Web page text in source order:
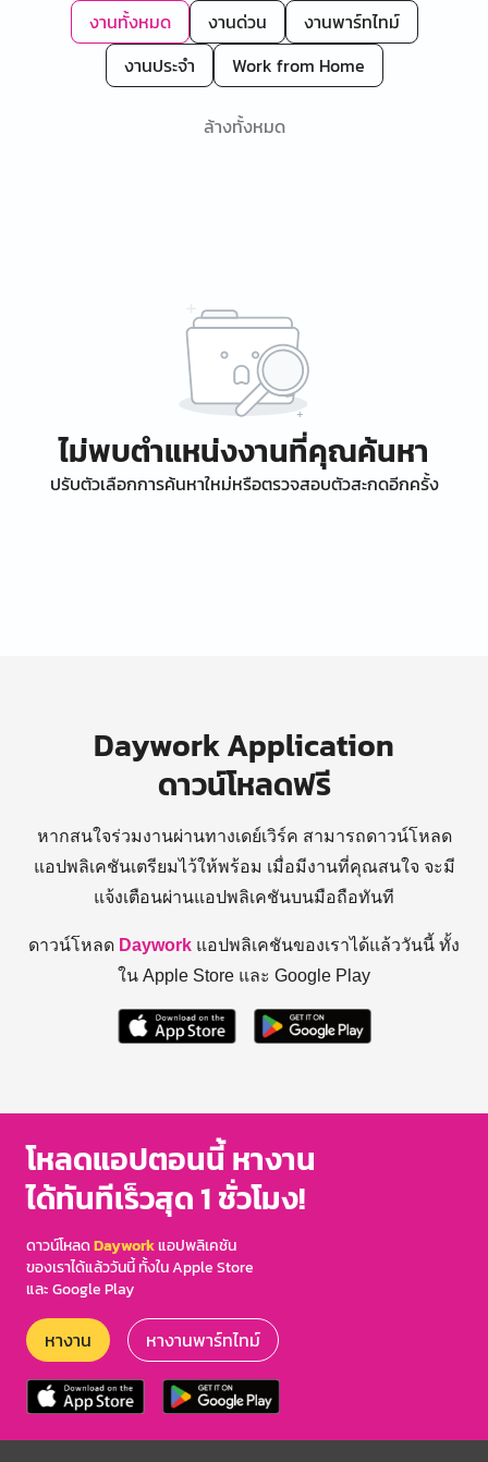
งานทั้งหมด งานด่วน
งานพาร์ทไทม์
งานประจำ
Work from Home
ล้างทั้งหมด
ไม่พบตำแหน่งงานที่คุณค้นหา
ปรับตัวเลือกการค้นหาใหม่หรือตรวจสอบตัวสะกดอีกครั้ง
Daywork Application
ดาวน์โหลดฟรี
หากสนใจร่วมงานผ่านทางเดย์เวิร์ค สามารถดาวน์โหลด
แอปพลิเคชันเตรียมไว้ให้พร้อม เมื่อมีงานที่คุณสนใจ จะมี
แจ้งเตือนผ่านแอปพลิเคชันบนมือถือทันที
ดาวน์โหลด Daywork แอปพลิเคชันของเราได้แล้ววันนี้ ทั้ง
ใน Apple Store และ Google Play
โหลดแอปตอนนี้ หางาน
ได้ทันทีเร็วสุด 1 ชั่วโมง!
ดาวน์โหลดDayworkแอปพลิเคชัน
ของเราได้แล้ววันนี้ ทั้งใน Apple Store
และ Google Play
หางาน หางานพาร์ทไทม์